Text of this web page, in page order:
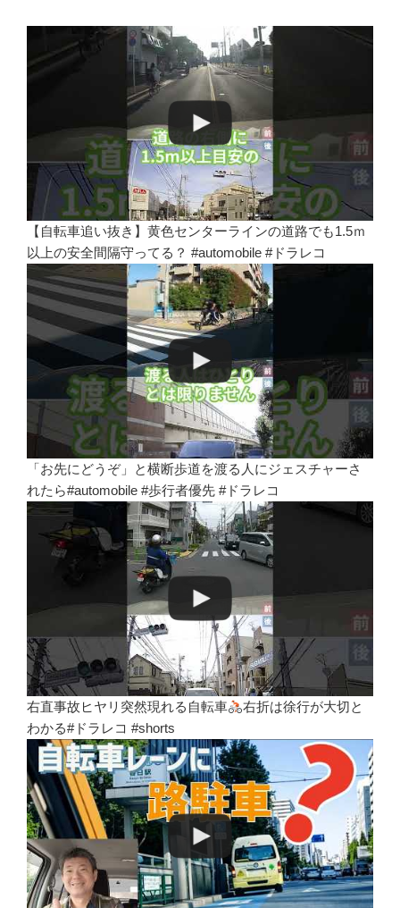
【自転車追い抜き】黄色センターラインの道路でも1.5ｍ
以上の安全間隔守ってる？ #automobile #ドラレコ
「お先にどうぞ」と横断歩道を渡る人にジェスチャーさ
れたら#automobile #歩行者優先 #ドラレコ
右直事故ヒヤリ突然現れる自転車
右折は徐行が大切と
わかる#ドラレコ #shorts